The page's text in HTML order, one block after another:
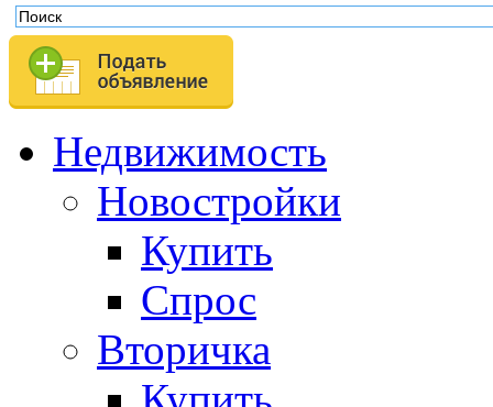
Недвижимость
Новостройки
Купить
Спрос
Вторичка